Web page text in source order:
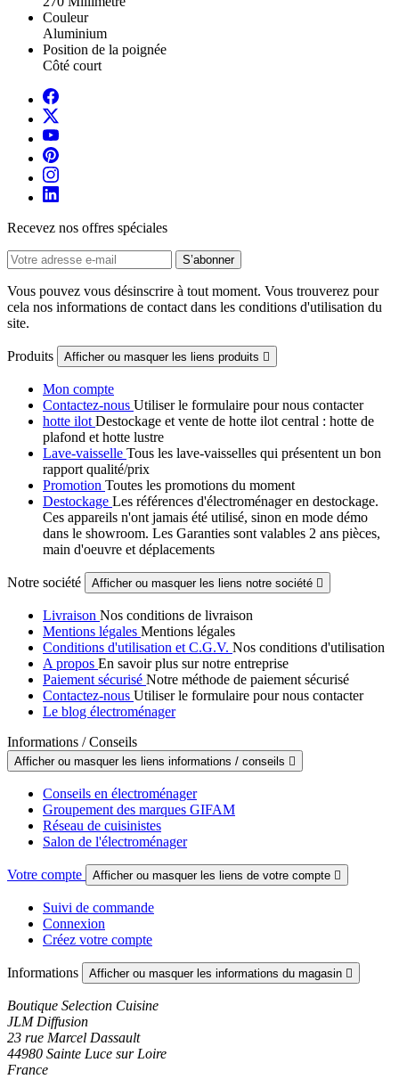
Couleur
Aluminium
Position de la poignée
Côté court
Recevez nos offres spéciales
Vous pouvez vous désinscrire à tout moment. Vous trouverez pour
cela nos informations de contact dans les conditions d'utilisation du
site.
Produits Afficher ou masquer les liens produits 
Mon compte
Contactez-nous Utiliser le formulaire pour nous contacter
hotte ilot Destockage et vente de hotte ilot central : hotte de
plafond et hotte lustre
Lave-vaisselle Tous les lave-vaisselles qui présentent un bon
rapport qualité/prix
Promotion Toutes les promotions du moment
Destockage Les références d'électroménager en destockage.
Ces appareils n'ont jamais été utilisé, sinon en mode démo
dans le showroom. Les Garanties sont valables 2 ans pièces,
main d'oeuvre et déplacements
Notre société Afficher ou masquer les liens notre société 
Livraison Nos conditions de livraison
Mentions légales Mentions légales
Conditions d'utilisation et C.G.V. Nos conditions d'utilisation
A propos En savoir plus sur notre entreprise
Paiement sécurisé Notre méthode de paiement sécurisé
Contactez-nous Utiliser le formulaire pour nous contacter
Le blog électroménager
Informations / Conseils
Afficher ou masquer les liens informations / conseils 
Conseils en électroménager
Groupement des marques GIFAM
Réseau de cuisinistes
Salon de l'électroménager
Votre compte Afficher ou masquer les liens de votre compte 
Suivi de commande
Connexion
Créez votre compte
Informations Afficher ou masquer les informations du magasin 
Boutique Selection Cuisine
JLM Diffusion
23 rue Marcel Dassault
44980 Sainte Luce sur Loire
France